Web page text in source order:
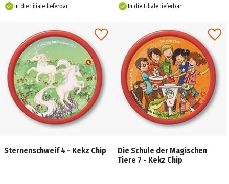
In die Filiale lieferbar
In die Filiale lieferbar
Sternenschweif 4 - Kekz Chip
Die Schule der Magischen
Tiere 7 - Kekz Chip